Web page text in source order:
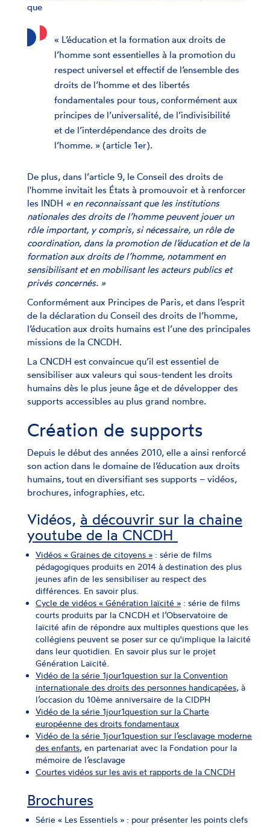
que
« L’éducation et la formation aux droits de
l’homme sont essentielles à la promotion du
respect universel et effectif de l’ensemble des
droits de l’homme et des libertés
fondamentales pour tous, conformément aux
principes de l’universalité, de l’indivisibilité
et de l’interdépendance des droits de
l’homme. » (article 1er).
De plus, dans l’article 9, le Conseil des droits de
l'homme invitait les États à promouvoir et à renforcer
les INDH « en reconnaissant que les institutions
nationales des droits de l’homme peuvent jouer un
rôle important, y compris, si nécessaire, un rôle de
coordination, dans la promotion de l’éducation et de la
formation aux droits de l’homme, notamment en
sensibilisant et en mobilisant les acteurs publics et
privés concernés. »
Conformément aux Principes de Paris, et dans l’esprit
de la déclaration du Conseil des droits de l’homme,
l’éducation aux droits humains est l’une des principales
missions de la CNCDH.
La CNCDH est convaincue qu’il est essentiel de
sensibiliser aux valeurs qui sous-tendent les droits
humains dès le plus jeune âge et de développer des
supports accessibles au plus grand nombre.
Création de supports
Depuis le début des années 2010, elle a ainsi renforcé
son action dans le domaine de l’éducation aux droits
humains, tout en diversifiant ses supports – vidéos,
brochures, infographies, etc.
Vidéos, à découvrir sur la chaine
youtube de la CNCDH
Vidéos « Graines de citoyens » : série de films
pédagogiques produits en 2014 à destination des plus
jeunes afin de les sensibiliser au respect des
différences. En savoir plus.
Cycle de vidéos « Génération laïcité » : série de films
courts produits par la CNCDH et l’Observatoire de
laïcité afin de répondre aux multiples questions que les
collégiens peuvent se poser sur ce qu'implique la laïcité
dans leur quotidien. En savoir plus sur le projet
Génération Laïcité.
Vidéo de la série 1jour1question sur la Convention
internationale des droits des personnes handicapées, à
l’occasion du 10ème anniversaire de la CIDPH
Vidéo de la série 1jour1question sur la Charte
européenne des droits fondamentaux
Vidéo de la série 1jour1question sur l’esclavage moderne
des enfants, en partenariat avec la Fondation pour la
mémoire de l’esclavage
Courtes vidéos sur les avis et rapports de la CNCDH
Brochures
Série « Les Essentiels » : pour présenter les points clefs